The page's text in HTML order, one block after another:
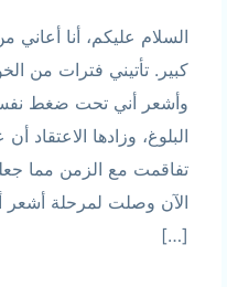
السلام عليكم، أنا
كبير. تأتيني فترات من
وأشعر أني تحت ضغط
البلوغ، وزادها الاعتقاد
تفاقمت مع الزمن مما
الآن وصلت لمرحلة أشعر
[…]